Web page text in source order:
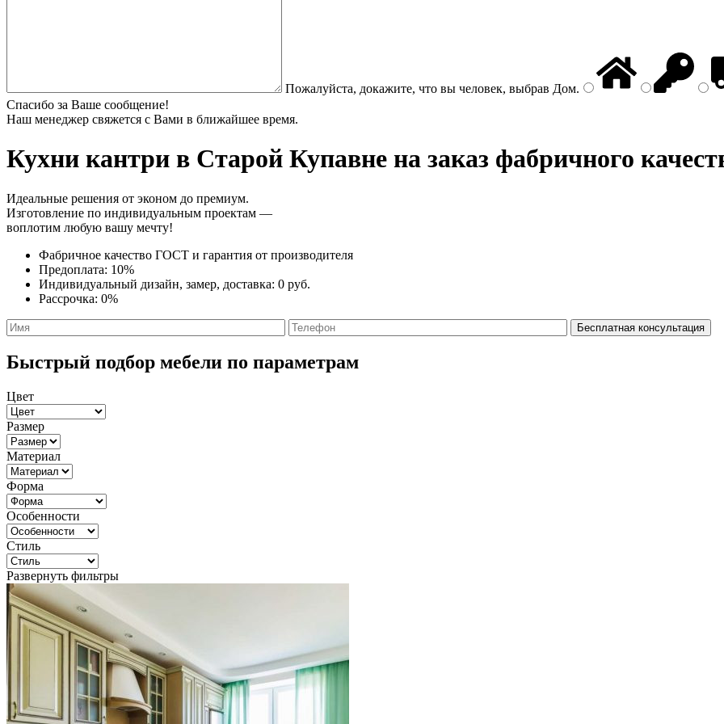
Пожалуйста, докажите, что вы человек, выбрав Дом.
Спасибо за Ваше сообщение!
Наш менеджер свяжется с Вами в ближайшее время.
Кухни кантри в Старой Купавне на заказ фабричного
Идеальные решения от эконом до премиум.
Изготовление по индивидуальным проектам —
воплотим любую вашу мечту!
Фабричное качество ГОСТ и гарантия от производителя
Предоплата: 10%
Индивидуальный дизайн, замер, доставка: 0 руб.
Рассрочка: 0%
Быстрый подбор мебели по параметрам
Цвет
Размер
Материал
Форма
Особенности
Стиль
Развернуть фильтры